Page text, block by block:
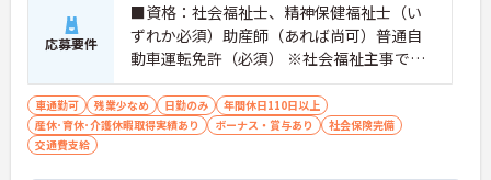
ご自身の理想とする福祉を実践できる環境が整って
います。
応募要件
■資格：社会福祉士、精神保健福祉士（い
ずれか必須）助産師（あれば尚可）普通自
動車運転免許（必須） ※社会福祉主事で児
童福祉事業従事2年以上経験のある方も可 ■
経験：必須
車通勤可 残業少なめ 日勤のみ
年間休日110日以上
産休･育休･介護休暇取得実績あり
ボーナス・賞与あり
社会保険完備
交通費支給